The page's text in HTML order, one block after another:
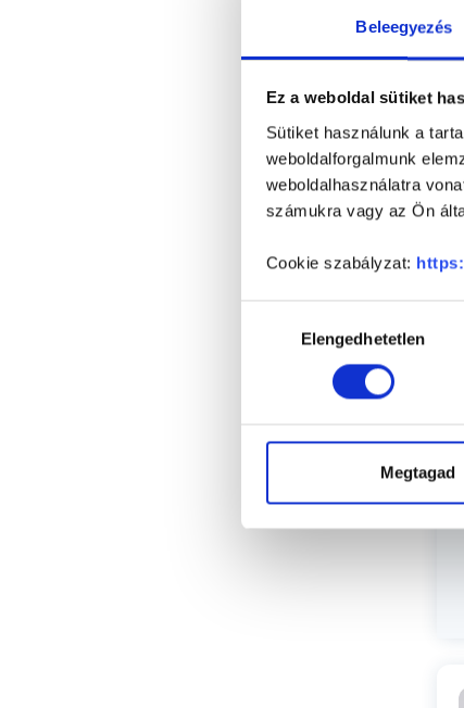
Beleegyezés
Ez a weboldal sütiket
Sütiket használunk a
weboldalforgalmunk
weboldalhasználatra
számukra vagy az Ön
Cookie szabályzat:
kiválasztásaElengedhetetlen
Megtagad